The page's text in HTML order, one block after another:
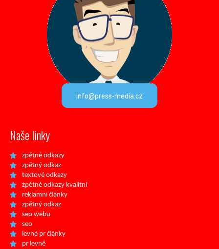
info@press-media.cz
Naše linky
zpětné odkazy
zpětný odkaz
textové odkazy
zpětné odkazy kvalitní
reklamní články
zpětný odkaz
seo webu
seo
levné pr články
pr levně